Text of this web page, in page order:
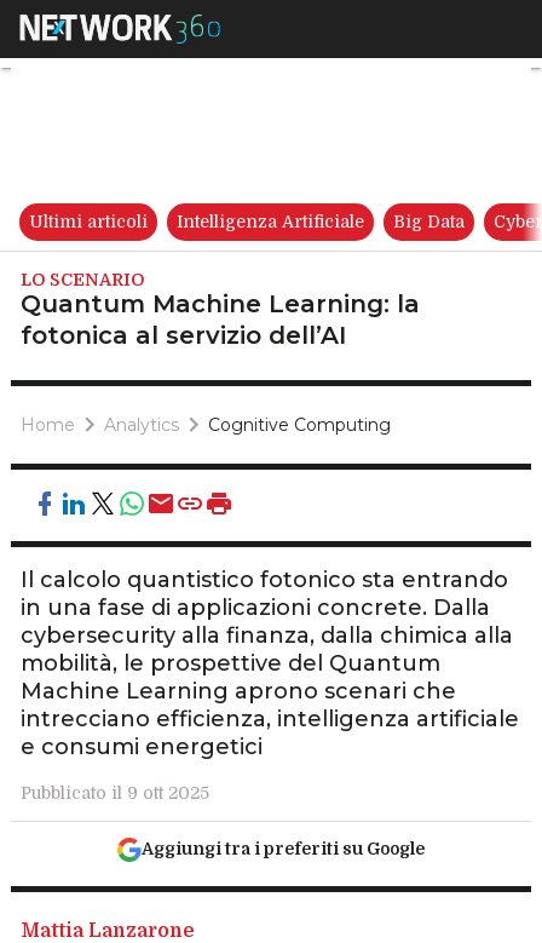
Quantum Machine Learning:
Ultimi articoli Intelligenza Artificiale Big Data
LO SCENARIO
Quantum Machine Learning: la
fotonica al servizio dell’AI
Home Analytics Cognitive Computing
Il calcolo quantistico fotonico sta entrando
in una fase di applicazioni concrete. Dalla
cybersecurity alla finanza, dalla chimica alla
mobilità, le prospettive del Quantum
Machine Learning aprono scenari che
intrecciano efficienza, intelligenza artificiale
e consumi energetici
Pubblicato il 9 ott 2025
Aggiungi tra i preferiti su Google
Mattia Lanzarone